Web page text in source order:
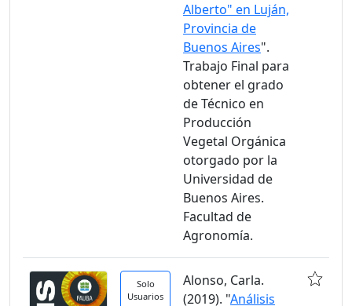
Alberto" en Luján,
Provincia de
Buenos Aires".
Trabajo Final para
obtener el grado
de Técnico en
Producción
Vegetal Orgánica
otorgado por la
Universidad de
Buenos Aires.
Facultad de
Agronomía.
Solo
Usuarios
Alonso, Carla.
(2019). "Análisis